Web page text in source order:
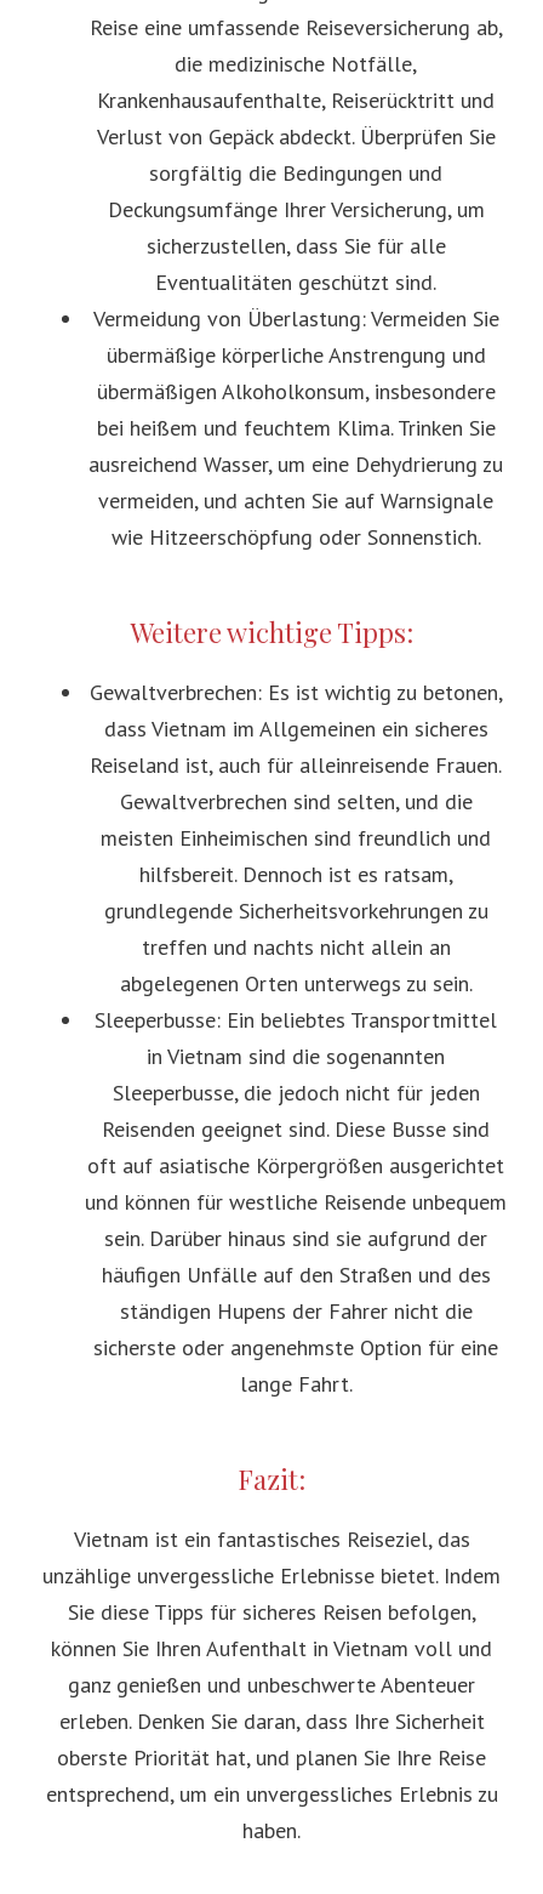
Reise eine umfassende Reiseversicherung ab,
die medizinische Notfälle,
Krankenhausaufenthalte, Reiserücktritt und
Verlust von Gepäck abdeckt. Überprüfen Sie
sorgfältig die Bedingungen und
Deckungsumfänge Ihrer Versicherung, um
sicherzustellen, dass Sie für alle
Eventualitäten geschützt sind.
Vermeidung von Überlastung: Vermeiden Sie
übermäßige körperliche Anstrengung und
übermäßigen Alkoholkonsum, insbesondere
bei heißem und feuchtem Klima. Trinken Sie
ausreichend Wasser, um eine Dehydrierung zu
vermeiden, und achten Sie auf Warnsignale
wie Hitzeerschöpfung oder Sonnenstich.
Weitere wichtige Tipps:
Gewaltverbrechen: Es ist wichtig zu betonen,
dass Vietnam im Allgemeinen ein sicheres
Reiseland ist, auch für alleinreisende Frauen.
Gewaltverbrechen sind selten, und die
meisten Einheimischen sind freundlich und
hilfsbereit. Dennoch ist es ratsam,
grundlegende Sicherheitsvorkehrungen zu
treffen und nachts nicht allein an
abgelegenen Orten unterwegs zu sein.
Sleeperbusse: Ein beliebtes Transportmittel
in Vietnam sind die sogenannten
Sleeperbusse, die jedoch nicht für jeden
Reisenden geeignet sind. Diese Busse sind
oft auf asiatische Körpergrößen ausgerichtet
und können für westliche Reisende unbequem
sein. Darüber hinaus sind sie aufgrund der
häufigen Unfälle auf den Straßen und des
ständigen Hupens der Fahrer nicht die
sicherste oder angenehmste Option für eine
lange Fahrt.
Fazit:
Vietnam ist ein fantastisches Reiseziel, das
unzählige unvergessliche Erlebnisse bietet. Indem
Sie diese Tipps für sicheres Reisen befolgen,
können Sie Ihren Aufenthalt in Vietnam voll und
ganz genießen und unbeschwerte Abenteuer
erleben. Denken Sie daran, dass Ihre Sicherheit
oberste Priorität hat, und planen Sie Ihre Reise
entsprechend, um ein unvergessliches Erlebnis zu
haben.